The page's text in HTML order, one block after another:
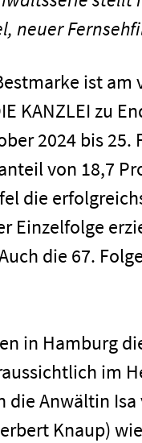
neuer
ist am
KANZLEI zu
2024 bis
von 18,7
die
Einzelfolge
die 67.
in Hamburg
im
die Anwältin
Knaup)